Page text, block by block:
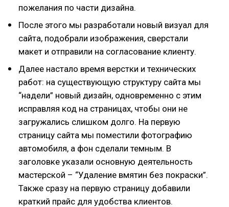
пожелания по части дизайна.
После этого мы разработали новый визуал для
сайта, подобрали изображения, сверстали
макет и отправили на согласование клиенту.
Далее настало время верстки и технических
работ: на существующую структуру сайта мы
“надели” новый дизайн, одновременно с этим
исправляя код на страницах, чтобы они не
загружались слишком долго. На первую
страницу сайта мы поместили фотографию
автомобиля, а фон сделали темным. В
заголовке указали основную деятельность
мастерской – “Удаление вмятин без покраски”.
Также сразу на первую страницу добавили
краткий прайс для удобства клиентов.